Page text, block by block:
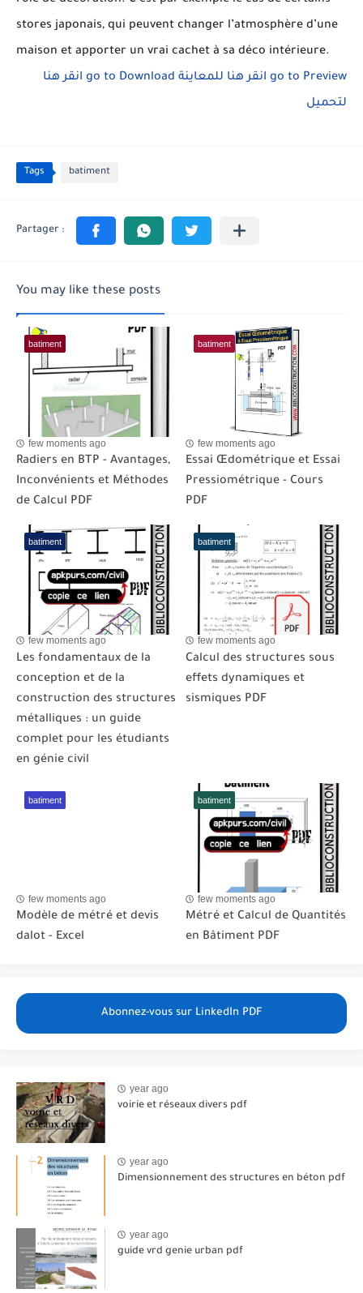
stores japonais, qui peuvent changer l’atmosphère d’une
maison et apporter un vrai cachet à sa déco intérieure.
go to Preview انقر هنا للمعاينة go to Download انقر هنا
لتحميل
Tags batiment
You may like these posts
batiment
few moments ago
Radiers en BTP - Avantages,
Inconvénients et Méthodes
de Calcul PDF
batiment
few moments ago
Essai Œdométrique et Essai
Pressiométrique - Cours
PDF
batiment
few moments ago
Les fondamentaux de la
conception et de la
construction des structures
métalliques : un guide
complet pour les étudiants
en génie civil
batiment
few moments ago
Calcul des structures sous
effets dynamiques et
sismiques PDF
batiment
few moments ago
Modèle de métré et devis
dalot - Excel
batiment
few moments ago
Métré et Calcul de Quantités
en Bâtiment PDF
Abonnez-vous sur LinkedIn PDF
year ago
voirie et réseaux divers pdf
year ago
Dimensionnement des structures en béton pdf
year ago
guide vrd genie urban pdf